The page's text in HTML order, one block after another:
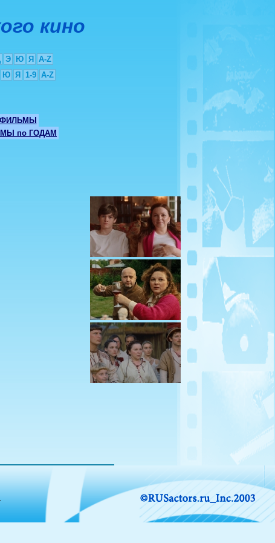
кино
Э Ю Я
A-Z
Ю Я 1-9 A-Z
по ГОДАМ